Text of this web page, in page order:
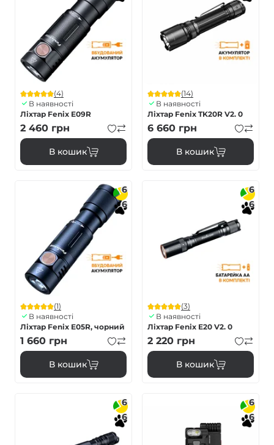
(4)
В наявності
Ліхтар Fenix E09R
2 460 грн
В кошик
(14)
В наявності
Ліхтар Fenix TK20R V2. 0
6 660 грн
В кошик
6
6
(1)
В наявності
Ліхтар Fenix E05R, чорний
1 660 грн
В кошик
6
6
(3)
В наявності
Ліхтар Fenix E20 V2. 0
2 220 грн
В кошик
6
6
6
6